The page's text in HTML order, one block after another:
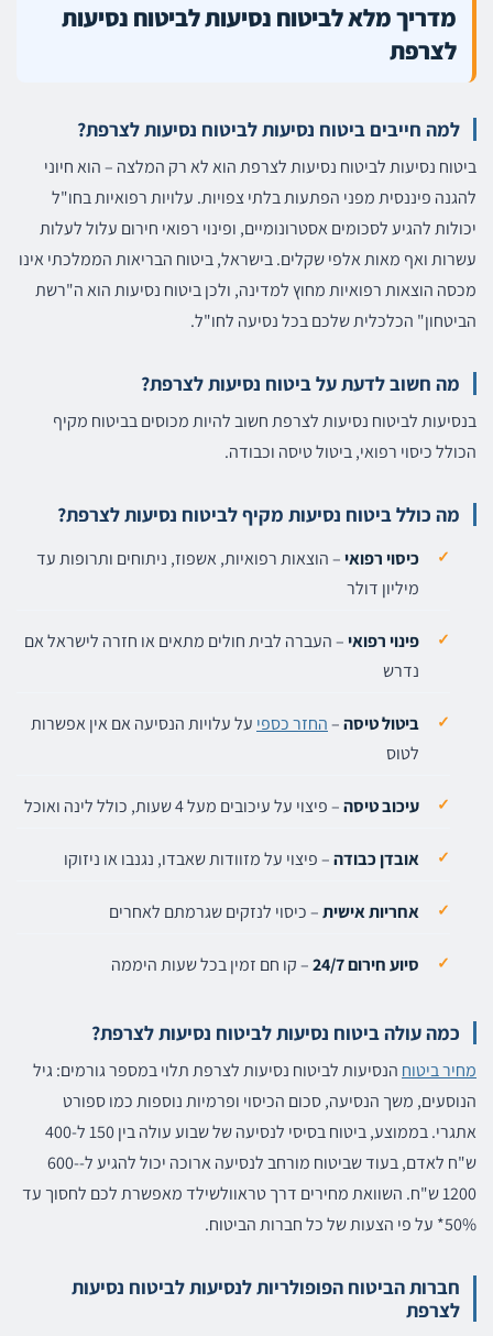
מדריך מלא לביטוח נסיעות לביטוח נסיעות
לצרפת
למה חייבים ביטוח נסיעות לביטוח נסיעות לצרפת?
ביטוח נסיעות לביטוח נסיעות לצרפת הוא לא רק המלצה – הוא חיוני
להגנה פיננסית מפני הפתעות בלתי צפויות. עלויות רפואיות בחו"ל
יכולות להגיע לסכומים אסטרונומיים, ופינוי רפואי חירום עלול לעלות
עשרות ואף מאות אלפי שקלים. בישראל, ביטוח הבריאות הממלכתי אינו
מכסה הוצאות רפואיות מחוץ למדינה, ולכן ביטוח נסיעות הוא ה"רשת
הביטחון" הכלכלית שלכם בכל נסיעה לחו"ל.
מה חשוב לדעת על ביטוח נסיעות לצרפת?
בנסיעות לביטוח נסיעות לצרפת חשוב להיות מכוסים בביטוח מקיף
הכולל כיסוי רפואי, ביטול טיסה וכבודה.
מה כולל ביטוח נסיעות מקיף לביטוח נסיעות לצרפת?
כיסוי רפואי– הוצאות רפואיות, אשפוז, ניתוחים ותרופות עד
מיליון דולר
פינוי רפואי– העברה לבית חולים מתאים או חזרה לישראל אם
נדרש
ביטול טיסה–החזר כספי על עלויות הנסיעה אם אין אפשרות
לטוס
עיכוב טיסה– פיצוי על עיכובים מעל 4 שעות, כולל לינה ואוכל
אובדן כבודה– פיצוי על מזוודות שאבדו, נגנבו או ניזוקו
אחריות אישית– כיסוי לנזקים שגרמתם לאחרים
סיוע חירום 24/7 – קו חם זמין בכל שעות היממה
כמה עולה ביטוח נסיעות לביטוח נסיעות לצרפת?
מחיר ביטוח הנסיעות לביטוח נסיעות לצרפת תלוי במספר גורמים: גיל
הנוסעים, משך הנסיעה, סכום הכיסוי ופרמיות נוספות כמו ספורט
אתגרי. בממוצע, ביטוח בסיסי לנסיעה של שבוע עולה בין 150 ל-400
ש"ח לאדם, בעוד שביטוח מורחב לנסיעה ארוכה יכול להגיע ל-600-
1200 ש"ח. השוואת מחירים דרך טראוולשילד מאפשרת לכם לחסוך עד
50%* על פי הצעות של כל חברות הביטוח.
חברות הביטוח הפופולריות לנסיעות לביטוח נסיעות
לצרפת